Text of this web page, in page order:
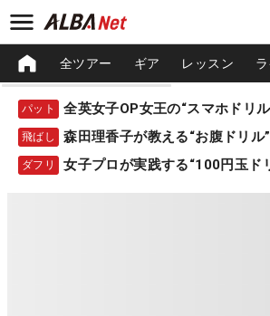
全ツアー ギア レッスン
パット 全英女子OP女王の“スマホドリ
飛ばし 森田理香子が教える“お腹ドリル”
ダフリ 女子プロが実践する“100円玉ド